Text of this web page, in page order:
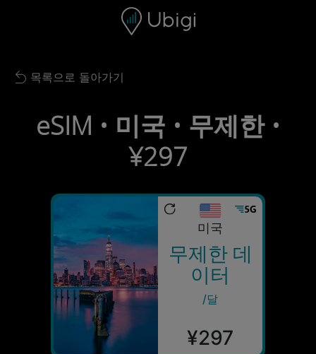
내비게이션 바 하단
Back to list
목록으로 돌아가기
eSIM • 미국 • 무제한 •
¥297
미국
무제한 데
이터
/달
¥297